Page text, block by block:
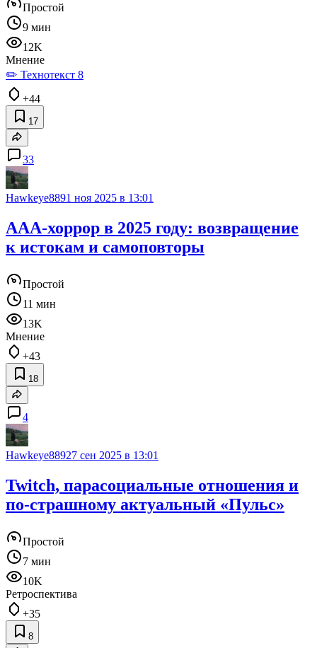
Простой
9 мин
12K
Мнение
✏️ Технотекст 8
+44
17
33
Hawkeye8891 ноя 2025 в 13:01
AAA-хоррор в 2025 году: возвращение
к истокам и самоповторы
Простой
11 мин
13K
Мнение
+43
18
4
Hawkeye88927 сен 2025 в 13:01
Twitch, парасоциальные отношения и
по-страшному актуальный «Пульс»
Простой
7 мин
10K
Ретроспектива
+35
8